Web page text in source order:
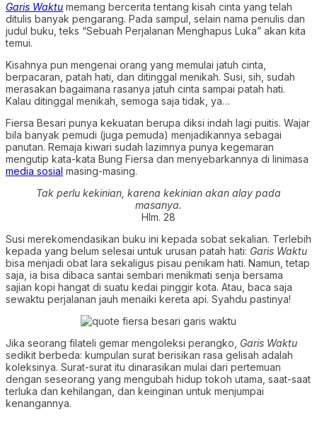
Garis Waktu memang bercerita tentang kisah cinta yang telah
ditulis banyak pengarang. Pada sampul, selain nama penulis dan
judul buku, teks “Sebuah Perjalanan Menghapus Luka” akan kita
temui.
Kisahnya pun mengenai orang yang memulai jatuh cinta,
berpacaran, patah hati, dan ditinggal menikah. Susi, sih, sudah
merasakan bagaimana rasanya jatuh cinta sampai patah hati.
Kalau ditinggal menikah, semoga saja tidak, ya…
Fiersa Besari punya kekuatan berupa diksi indah lagi puitis. Wajar
bila banyak pemudi (juga pemuda) menjadikannya sebagai
panutan. Remaja kiwari sudah lazimnya punya kegemaran
mengutip kata-kata Bung Fiersa dan menyebarkannya di linimasa
media sosial masing-masing.
Tak perlu kekinian, karena kekinian akan alay pada
masanya.
Hlm. 28
Susi merekomendasikan buku ini kepada sobat sekalian. Terlebih
kepada yang belum selesai untuk urusan patah hati: Garis Waktu
bisa menjadi obat lara sekaligus pisau penikam hati. Namun, tetap
saja, ia bisa dibaca santai sembari menikmati senja bersama
sajian kopi hangat di suatu kedai pinggir kota. Atau, baca saja
sewaktu perjalanan jauh menaiki kereta api. Syahdu pastinya!
Jika seorang filateli gemar mengoleksi perangko, Garis Waktu
sedikit berbeda: kumpulan surat berisikan rasa gelisah adalah
koleksinya. Surat-surat itu dinarasikan mulai dari pertemuan
dengan seseorang yang mengubah hidup tokoh utama, saat-saat
terluka dan kehilangan, dan keinginan untuk menjumpai
kenangannya.